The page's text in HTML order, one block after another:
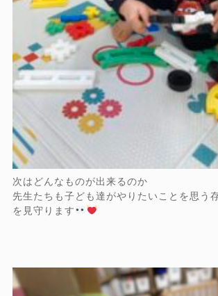
次はどんなものが出来るのか
先生たちも子ども達がやりたいことを思う
を見守ります